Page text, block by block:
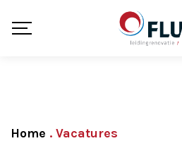
Home . Vacatures